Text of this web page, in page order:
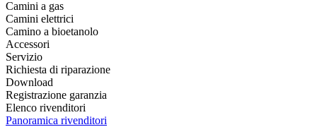
Camini a gas
Camini elettrici
Camino a bioetanolo
Accessori
Servizio
Richiesta di riparazione
Download
Registrazione garanzia
Elenco rivenditori
Panoramica rivenditori